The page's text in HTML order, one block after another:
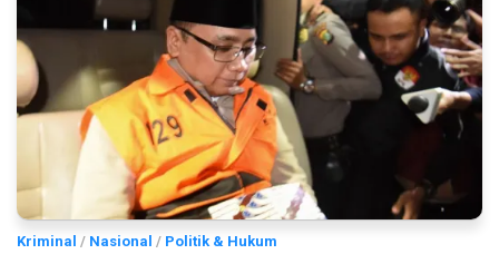
Kriminal / Nasional / Politik & Hukum